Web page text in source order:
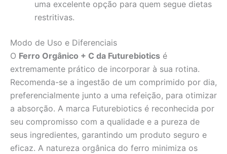
uma excelente opção para quem segue dietas
restritivas.
Modo de Uso e Diferenciais
O Ferro Orgânico + C da Futurebiotics é
extremamente prático de incorporar à sua rotina.
Recomenda-se a ingestão de um comprimido por dia,
preferencialmente junto a uma refeição, para otimizar
a absorção. A marca Futurebiotics é reconhecida por
seu compromisso com a qualidade e a pureza de
seus ingredientes, garantindo um produto seguro e
eficaz. A natureza orgânica do ferro minimiza os